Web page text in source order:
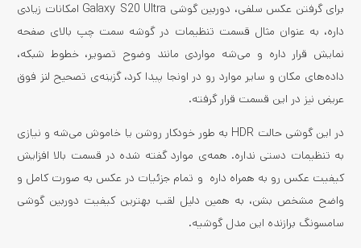
برای گرفتن عکس سلفی، دوربین گوشی Galaxy S20 Ultra امکانات زیادی
داره، به عنوان مثال قسمت تنظیمات در گوشه سمت چپ بالای صفحه
نمایش قرار داره و می‌شه مواردی مانند وضوح تصویر، خطوط شبکه،
داده‌های مکان و سایر موارد رو در اونجا پیدا کرد، گزینه‌ی تصحیح لنز فوق
عریض نیز در این قسمت قرار گرفته.
در این گوشی حالت HDR به طور خودکار روشن یا خاموش می‌شه و نیازی
به تنظیمات دستی نداره. همه‌ی موارد گفته شده در قسمت بالا افزایش
کیفیت عکس رو به همراه داره و تمام جزئیات در عکس به صورت کامل و
واضح مشخص بشن، به همین دلیل لقب بهترین کیفیت دوربین گوشی
سامسونگ برازنده این مدل گوشیه.